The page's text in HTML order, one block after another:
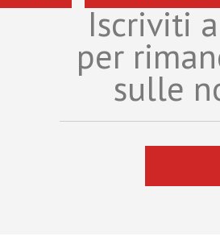
Iscriviti
per
sulle